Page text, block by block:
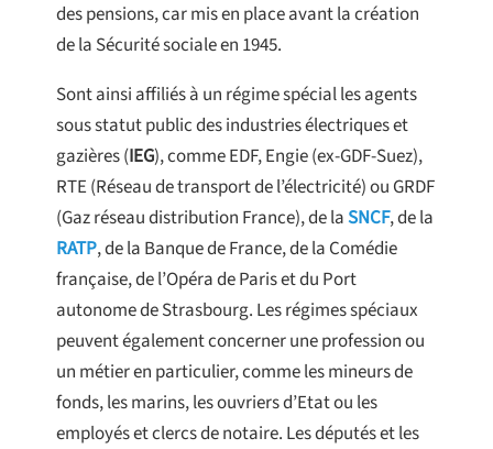
des pensions, car mis en place avant la création
de la Sécurité sociale en 1945.
Sont ainsi affiliés à un régime spécial les agents
sous statut public des industries électriques et
gazières (IEG), comme EDF, Engie (ex-GDF-Suez),
RTE (Réseau de transport de l’électricité) ou GRDF
(Gaz réseau distribution France), de laSNCF, de la
RATP, de la Banque de France, de la Comédie
française, de l’Opéra de Paris et du Port
autonome de Strasbourg. Les régimes spéciaux
peuvent également concerner une profession ou
un métier en particulier, comme les mineurs de
fonds, les marins, les ouvriers d’Etat ou les
employés et clercs de notaire. Les députés et les